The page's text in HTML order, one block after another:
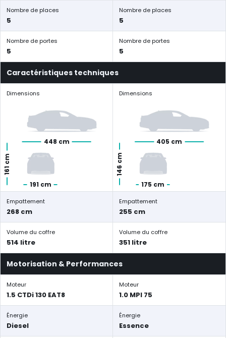
Nombre de places
5
Nombre de places
5
Nombre de portes
5
Nombre de portes
5
Caractéristiques techniques
Dimensions
448 cm
191 cm
161 cm
Dimensions
405 cm
175 cm
146 cm
Empattement
268 cm
Empattement
255 cm
Volume du coffre
514 litre
Volume du coffre
351 litre
Motorisation & Performances
Moteur
1.5 CTDi 130 EAT8
Moteur
1.0 MPI 75
Énergie
Diesel
Énergie
Essence